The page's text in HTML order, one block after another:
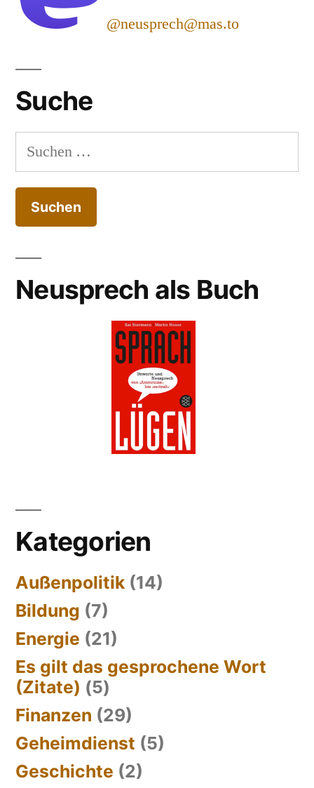
@neusprech@mas.to
Suche
Suchen
nach:
Neusprech als Buch
Kategorien
Außenpolitik (14)
Bildung (7)
Energie (21)
Es gilt das gesprochene Wort
(Zitate) (5)
Finanzen (29)
Geheimdienst (5)
Geschichte (2)